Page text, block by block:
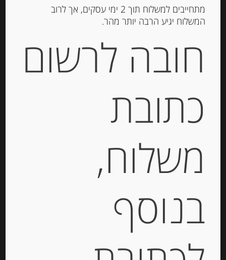
קטגוריה:שמן וחומץ
תגית:חומץ יין
חומץ יין עם ארומת אגוזים
מידע נוסף
מתחייבים למשלוח תוך 2 ימי עסקים, אך לרוב
המשלוח יגיע הרבה יותר מהר.
חובה לרשום
כתובת
משלוח,
בנוסף